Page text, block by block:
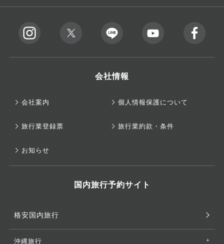
会社情報
会社案内 個人情報保護について
旅行業登録票 旅行業約款・条件
お知らせ
国内旅行予約サイト
格安国内旅行
沖縄旅行